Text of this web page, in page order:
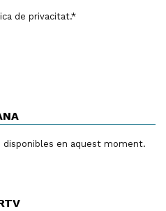
de privacitat.*
en aquest moment.